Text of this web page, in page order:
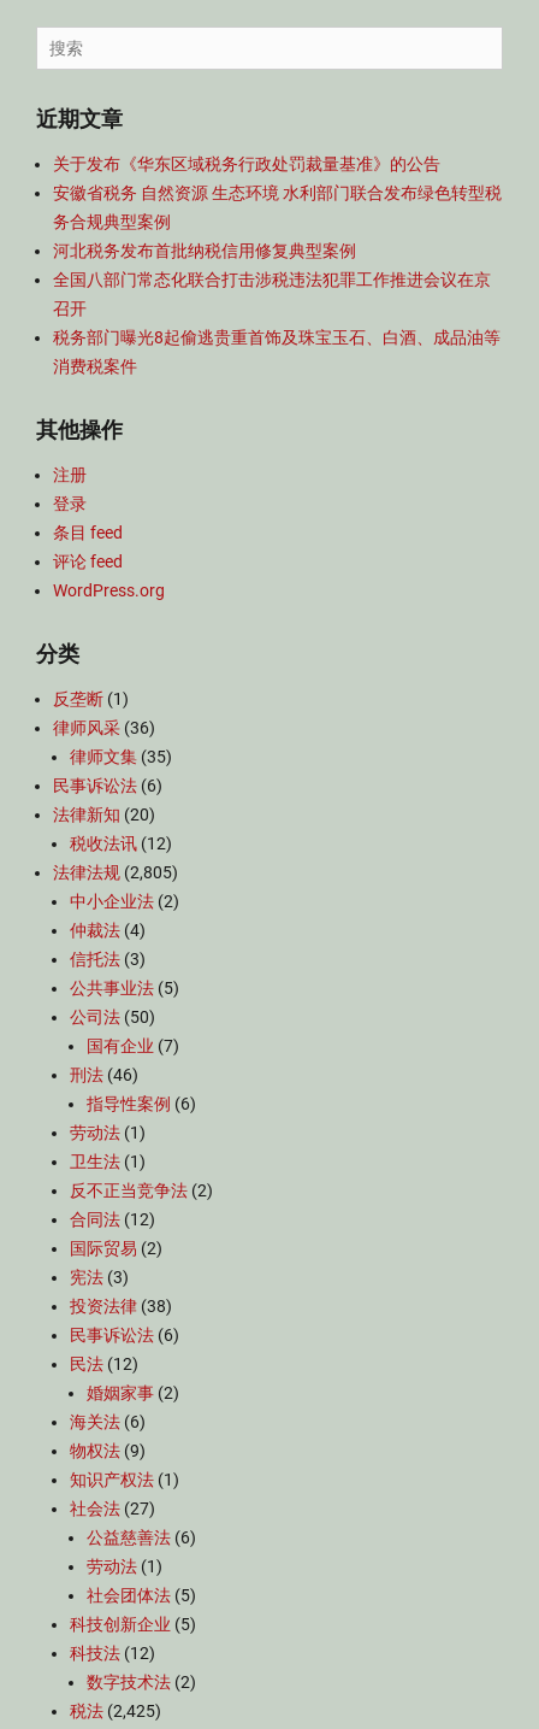
导
航
Search
for:
近期文章
关于发布《华东区域税务行政处罚裁量基准》的公告
安徽省税务 自然资源 生态环境 水利部门联合发布绿色转型税
务合规典型案例
河北税务发布首批纳税信用修复典型案例
全国八部门常态化联合打击涉税违法犯罪工作推进会议在京
召开
税务部门曝光8起偷逃贵重首饰及珠宝玉石、白酒、成品油等
消费税案件
其他操作
注册
登录
条目 feed
评论 feed
WordPress.org
分类
反垄断 (1)
律师风采 (36)
律师文集 (35)
民事诉讼法 (6)
法律新知 (20)
税收法讯 (12)
法律法规 (2,805)
中小企业法 (2)
仲裁法 (4)
信托法 (3)
公共事业法 (5)
公司法 (50)
国有企业 (7)
刑法 (46)
指导性案例 (6)
劳动法 (1)
卫生法 (1)
反不正当竞争法 (2)
合同法 (12)
国际贸易 (2)
宪法 (3)
投资法律 (38)
民事诉讼法 (6)
民法 (12)
婚姻家事 (2)
海关法 (6)
物权法 (9)
知识产权法 (1)
社会法 (27)
公益慈善法 (6)
劳动法 (1)
社会团体法 (5)
科技创新企业 (5)
科技法 (12)
数字技术法 (2)
税法 (2,425)